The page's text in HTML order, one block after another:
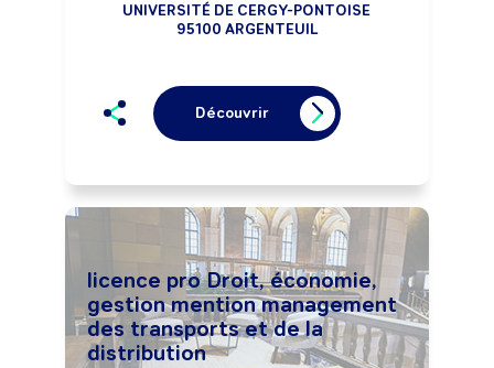
UNIVERSITÉ DE CERGY-PONTOISE
95100 ARGENTEUIL
Découvrir
licence pro Droit, économie,
gestion mention management
des transports et de la
distribution